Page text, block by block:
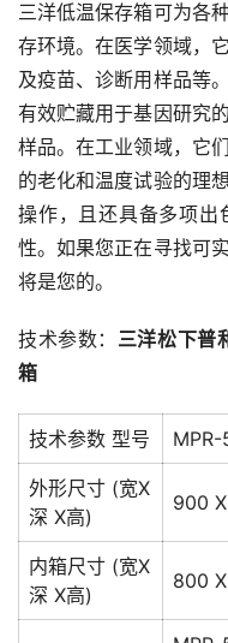
三洋低温保存箱可为各
存环境。在医学领域，
及疫苗、诊断用样品等
有效贮藏用于基因研究
样品。在工业领域，它
的老化和温度试验的理
操作，且还具备多项出
性。如果您正在寻找可
将是您的。
技术参数： 三洋松下普
箱
技术参数 型号 MPR-
外形尺寸 (宽X
深 X高)
900
内箱尺寸 (宽X
深 X高)
800